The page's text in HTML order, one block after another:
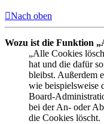
Nach oben
Wozu ist die Funktion
„Alle Cookies
hat und die dafür
bleibst. Außerdem
wie beispielsweise
Board-
bei der An- oder
die Cookies löscht.